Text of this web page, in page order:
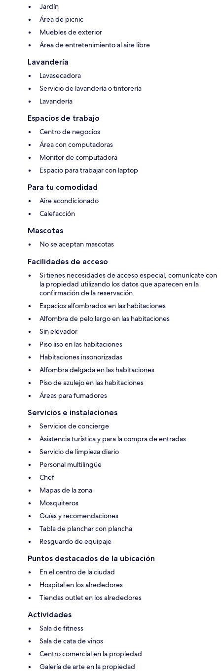
Jardín
Área de picnic
Muebles de exterior
Área de entretenimiento al aire libre
Lavandería
Lavasecadora
Servicio de lavandería o tintorería
Lavandería
Espacios de trabajo
Centro de negocios
Área con computadoras
Monitor de computadora
Espacio para trabajar con laptop
Para tu comodidad
Aire acondicionado
Calefacción
Mascotas
No se aceptan mascotas
Facilidades de acceso
Si tienes necesidades de acceso especial, comunícate con
la propiedad utilizando los datos que aparecen en la
confirmación de la reservación.
Espacios alfombrados en las habitaciones
Alfombra de pelo largo en las habitaciones
Sin elevador
Piso liso en las habitaciones
Habitaciones insonorizadas
Alfombra delgada en las habitaciones
Piso de azulejo en las habitaciones
Áreas para fumadores
Servicios e instalaciones
Servicios de concierge
Asistencia turística y para la compra de entradas
Servicio de limpieza diario
Personal multilingüe
Chef
Mapas de la zona
Mosquiteros
Guías y recomendaciones
Tabla de planchar con plancha
Resguardo de equipaje
Puntos destacados de la ubicación
En el centro de la ciudad
Hospital en los alrededores
Tiendas outlet en los alrededores
Actividades
Sala de fitness
Sala de cata de vinos
Centro comercial en la propiedad
Galería de arte en la propiedad